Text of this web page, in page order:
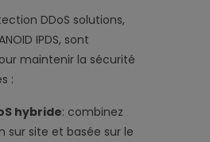
DDoS solutions,
IPDS, sont
maintenir la sécurité
:
hybride: combinez
sur site et basée sur le